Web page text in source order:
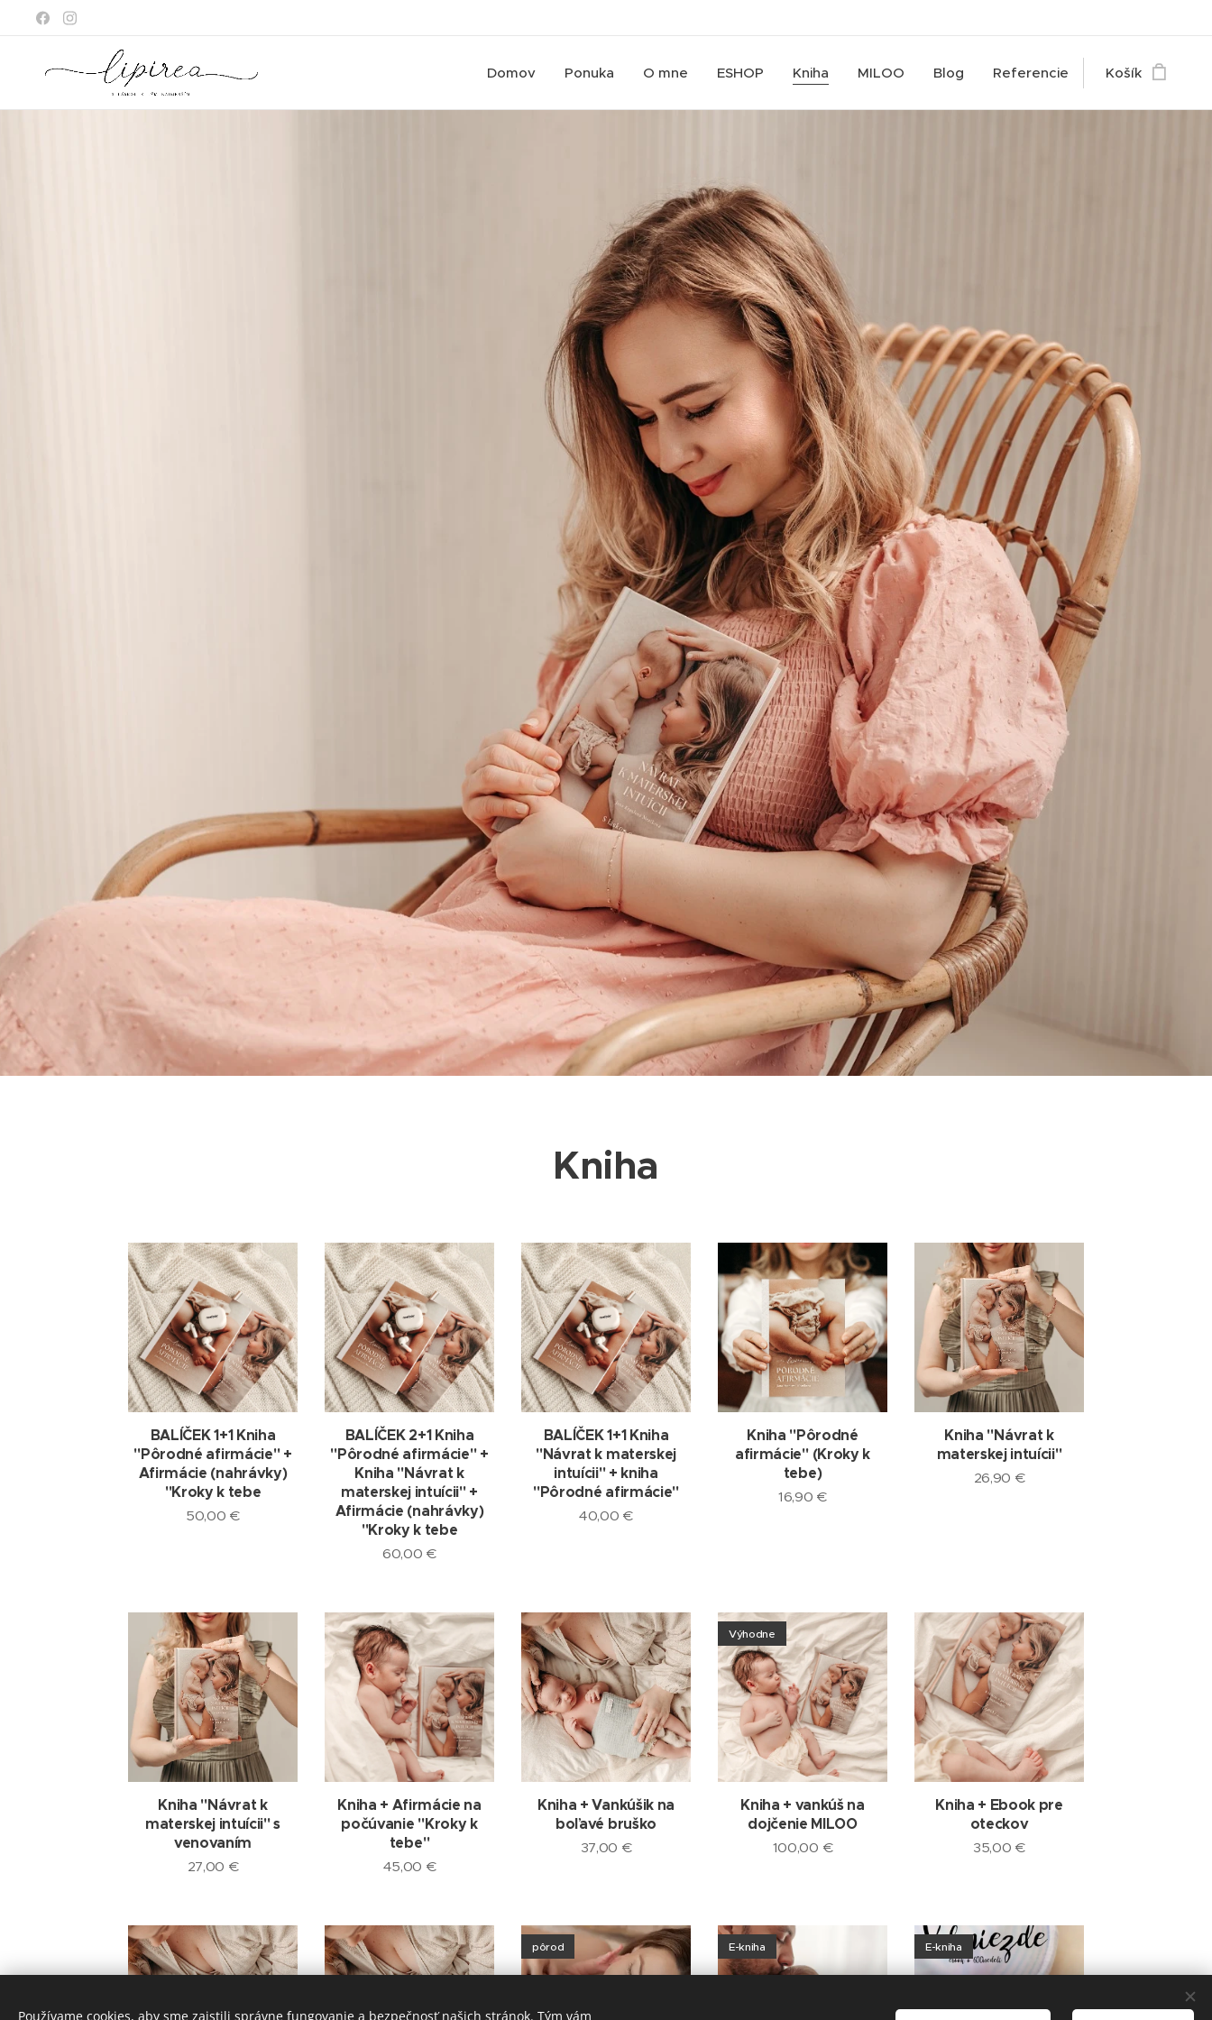
Domov Ponuka O mne ESHOP Kniha MILOO Blog Referencie Košík
Kniha
BALÍČEK 1+1 Kniha
"Pôrodné afirmácie" +
Afirmácie (nahrávky)
"Kroky k tebe
50,00 €
BALÍČEK 2+1 Kniha
"Pôrodné afirmácie" +
Kniha "Návrat k
materskej intuícii" +
Afirmácie (nahrávky)
"Kroky k tebe
60,00 €
BALÍČEK 1+1 Kniha
"Návrat k materskej
intuícii" + kniha
"Pôrodné afirmácie"
40,00 €
Kniha "Pôrodné
afirmácie" (Kroky k
tebe)
16,90 €
Kniha "Návrat k
materskej intuícii"
26,90 €
Kniha "Návrat k
materskej intuícii" s
venovaním
27,00 €
Kniha + Afirmácie na
počúvanie "Kroky k
tebe"
45,00 €
Kniha + Vankúšik na
boľavé bruško
37,00 €
Kniha + vankúš na
dojčenie MILOO
Výhodne
100,00 €
Kniha + Ebook pre
oteckov
35,00 €
pôrod E-kniha E-kniha
Používame cookies, aby sme zaistili správne fungovanie a bezpečnosť našich stránok. Tým vám